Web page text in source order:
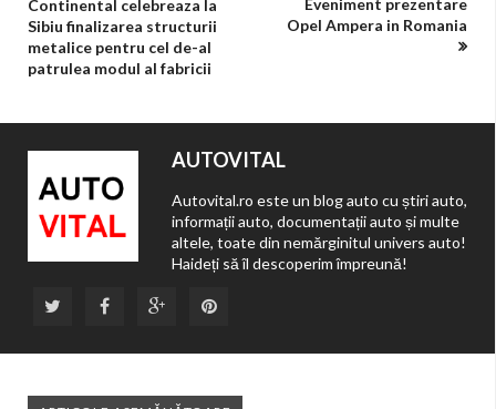
Continental celebreaza la
Sibiu finalizarea structurii
metalice pentru cel de-al
patrulea modul al fabricii
Eveniment prezentare
Opel Ampera in Romania
AUTOVITAL
Autovital.ro este un blog auto cu știri auto,
informații auto, documentații auto și multe
altele, toate din nemărginitul univers auto!
Haideți să îl descoperim împreună!